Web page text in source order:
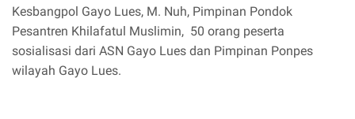
Kesbangpol Gayo Lues, M. Nuh, Pimpinan Pondok
Pesantren Khilafatul Muslimin, 50 orang peserta
sosialisasi dari ASN Gayo Lues dan Pimpinan Ponpes
wilayah Gayo Lues.